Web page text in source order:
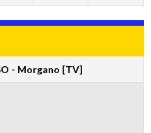
- Morgano [TV]